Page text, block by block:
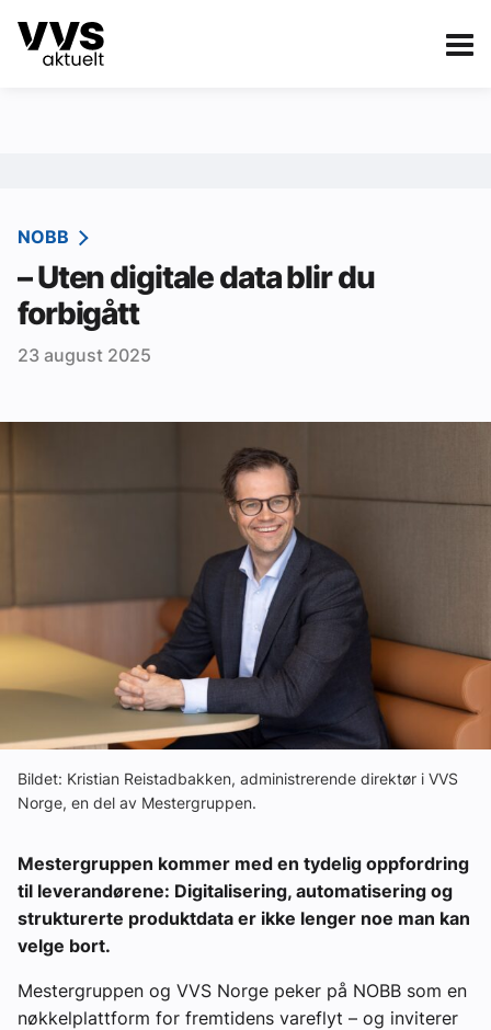
Kategorier
Sanitær
Ventilasjon
Varme og energi
Byggautomasjon
Abonner på fagbladet Byggfakta Nyheter
Annonsere i VVS Aktuelt
Kontakt oss
Tips oss
eBlad
NOBB
– Uten digitale data blir du
forbigått
23 august 2025
Bildet: Kristian Reistadbakken, administrerende direktør i VVS
Norge, en del av Mestergruppen.
Mestergruppen kommer med en tydelig oppfordring
til leverandørene: Digitalisering, automatisering og
strukturerte produktdata er ikke lenger noe man kan
velge bort.
Mestergruppen og VVS Norge peker på NOBB som en
nøkkelplattform for fremtidens vareflyt – og inviterer